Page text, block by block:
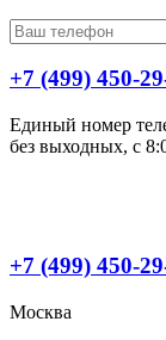
+7 (499) 450-
Единый номер
без выходных, с
+7 (499) 450-
Москва